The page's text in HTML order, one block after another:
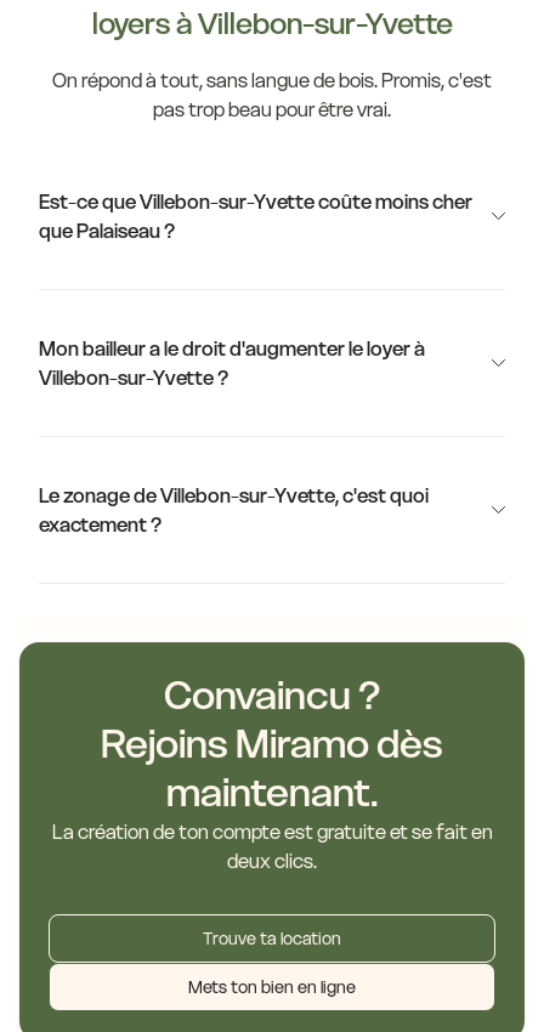
loyers à Villebon-sur-Yvette
On répond à tout, sans langue de bois. Promis, c'est
pas trop beau pour être vrai.
Est-ce que Villebon-sur-Yvette coûte moins cher
que Palaiseau ?
Mon bailleur a le droit d'augmenter le loyer à
Villebon-sur-Yvette ?
Le zonage de Villebon-sur-Yvette, c'est quoi
exactement ?
Convaincu ?
Rejoins Miramo dès
maintenant.
La création de ton compte est gratuite et se fait en
deux clics.
Trouve ta location
Mets ton bien en ligne